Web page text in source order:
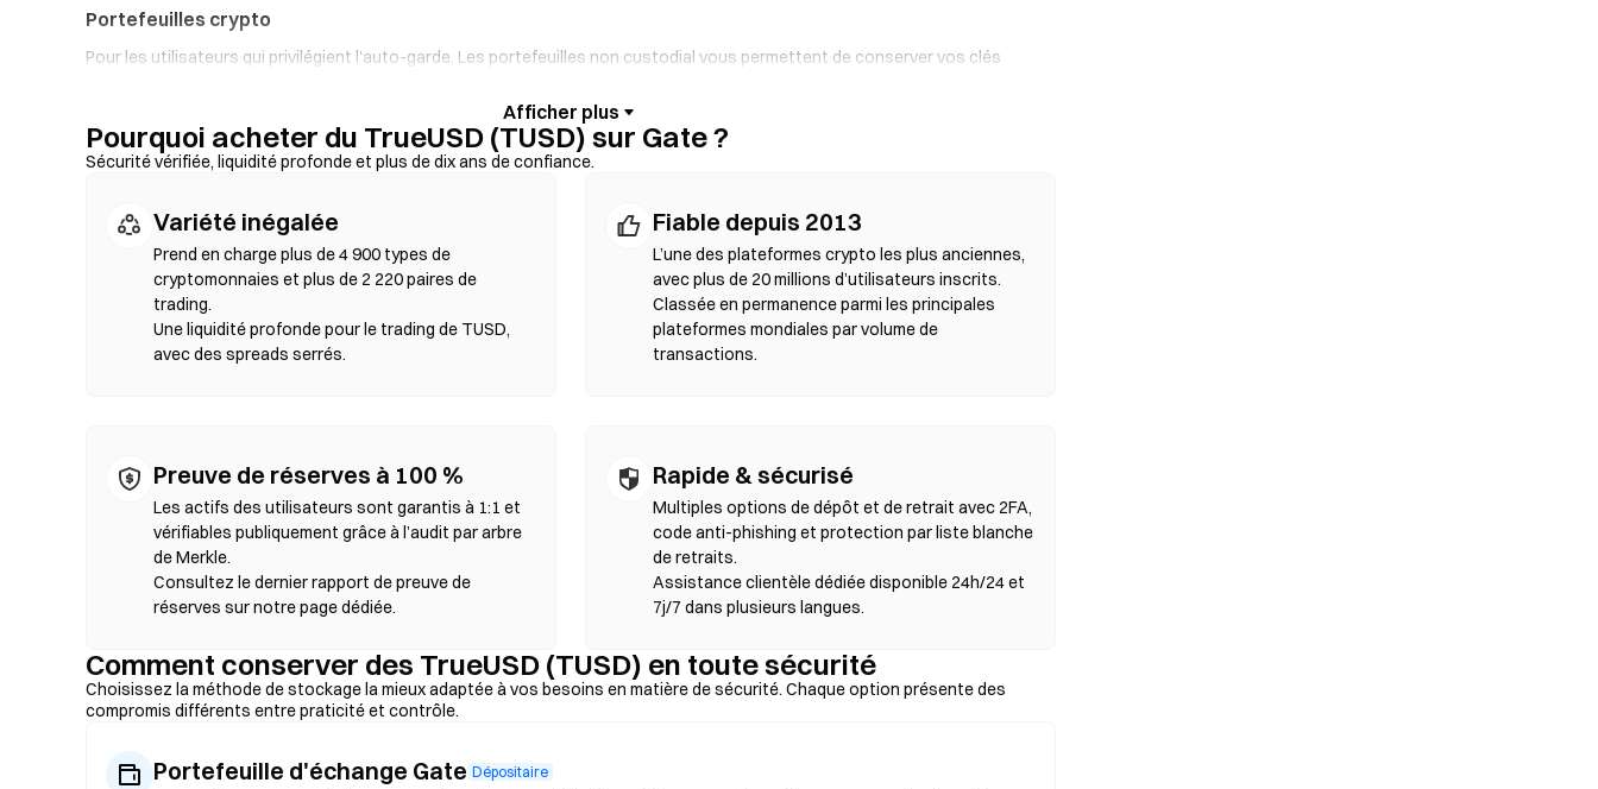
Portefeuilles crypto
Pour les utilisateurs qui privilégient l’auto-garde. Les portefeuilles non custodial vous permettent de conserver vos clés
charge un on-ramp fiat, permettant d’acheter des TUSD par carte bancaire sans passer par un exchange. Sauvegardez
toujours votre phrase seed et vérifiez les adresses de contrat avant de confirmer une transaction.
Tradez en peer-to-peer sans intermédiaires. Les DEX utilisent des smart contracts pour exécuter les swaps on-chain, sans
inscription ni vérification d’identité. Connectez un wallet compatible, sélectionnez votre paire de tokens, définissez la
tolérance de slippage puis confirmez le swap. Des frais de gas s’appliquent et les prix peuvent différer des marchés centralisés
en raison de la profondeur de liquidité. La majorité de l’activité sur les DEX se déroule sur des blockchains compatibles EVM
comme Ethereum, BNB Chain et Polygon.
Pourquoi acheter du TrueUSD (TUSD) sur Gate ?
Sécurité vérifiée, liquidité profonde et plus de dix ans de confiance.
Variété inégalée
Prend en charge plus de 4 900 types de
cryptomonnaies et plus de 2 220 paires de
trading.
Une liquidité profonde pour le trading de TUSD,
avec des spreads serrés.
Fiable depuis 2013
L’une des plateformes crypto les plus anciennes,
avec plus de 20 millions d’utilisateurs inscrits.
Classée en permanence parmi les principales
plateformes mondiales par volume de
transactions.
Preuve de réserves à 100 %
Les actifs des utilisateurs sont garantis à 1:1 et
vérifiables publiquement grâce à l’audit par arbre
de Merkle.
Consultez le dernier rapport de preuve de
réserves sur notre page dédiée.
Rapide & sécurisé
Multiples options de dépôt et de retrait avec 2FA,
code anti-phishing et protection par liste blanche
de retraits.
Assistance clientèle dédiée disponible 24h/24 et
7j/7 dans plusieurs langues.
Comment conserver des TrueUSD (TUSD) en toute sécurité
Choisissez la méthode de stockage la mieux adaptée à vos besoins en matière de sécurité. Chaque option présente des
compromis différents entre praticité et contrôle.
Portefeuille d'échange Gate Dépositaire